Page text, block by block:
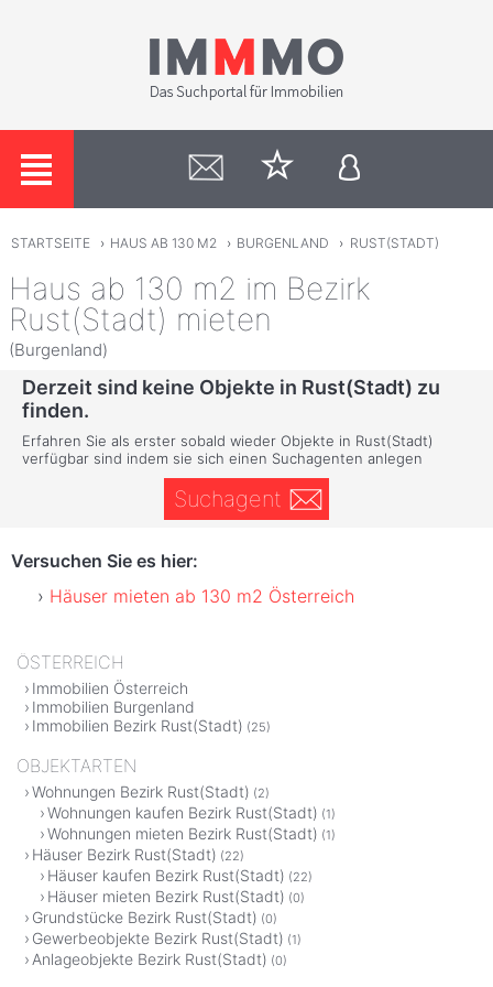
STARTSEITE › HAUS AB 130 M2 › BURGENLAND › RUST(STADT)
Haus ab 130 m2 im Bezirk
Rust(Stadt) mieten
(Burgenland)
Derzeit sind keine Objekte in Rust(Stadt) zu
finden.
Erfahren Sie als erster sobald wieder Objekte in Rust(Stadt)
verfügbar sind indem sie sich einen Suchagenten anlegen
Suchagent
Versuchen Sie es hier:
Häuser mieten ab 130 m2 Österreich
ÖSTERREICH
Immobilien Österreich
Immobilien Burgenland
Immobilien Bezirk Rust(Stadt) (25)
OBJEKTARTEN
Wohnungen Bezirk Rust(Stadt) (2)
Wohnungen kaufen Bezirk Rust(Stadt) (1)
Wohnungen mieten Bezirk Rust(Stadt) (1)
Häuser Bezirk Rust(Stadt) (22)
Häuser kaufen Bezirk Rust(Stadt) (22)
Häuser mieten Bezirk Rust(Stadt) (0)
Grundstücke Bezirk Rust(Stadt) (0)
Gewerbeobjekte Bezirk Rust(Stadt) (1)
Anlageobjekte Bezirk Rust(Stadt) (0)